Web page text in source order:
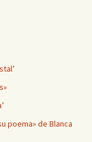
poema» de Blanca